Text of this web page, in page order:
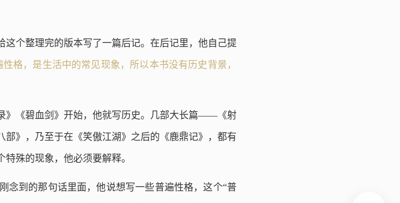
个整理完的版本写了一篇后记。在后记里，他自己提
格，是生活中的常见现象，所以本书没有历史背景，
》《碧血剑》开始，他就写历史。几部大长篇——《射
》，乃至于在《笑傲江湖》之后的《鹿鼎记》，都有
殊的现象，他必须要解释。
念到的那句话里面，他说想写一些普遍性格，这个“普